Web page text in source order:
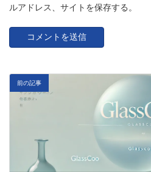
ルアドレス、サイトを保存する。
前の記事